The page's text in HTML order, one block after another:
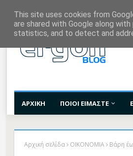
ΑΡΧΙΚΗ ΠΟΙΟΙ ΕΙΜΑΣΤΕ
Αρχική σελίδα ΟΙΚΟΝΟΜΙΑ Βάρη
This site uses cookies from
are shared with Google along
statistics, and to detect and